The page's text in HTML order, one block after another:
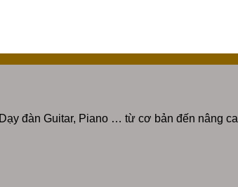
đàn Guitar, Piano … từ cơ bản đến nâng